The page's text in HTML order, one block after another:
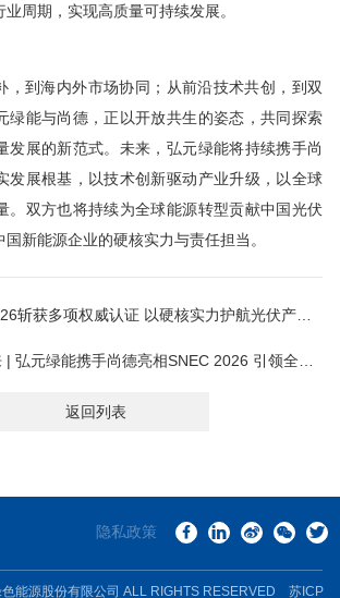
周期，实现高质量可持续发展。
，到海内外市场协同；从前沿技术共创，到双
绿能与尚德，正以开放共生的姿态，共同探索
发展的新范式。未来，弘元绿能将持续携手尚
发展根基，以技术创新驱动产业升级，以全球
。双方也将持续为全球能源转型贡献中国光伏
新能源企业的硬核实力与责任担当。
返回列表
隐私政策
能源股份有限公司 ALL RIGHTS RESERVED 苏ICP